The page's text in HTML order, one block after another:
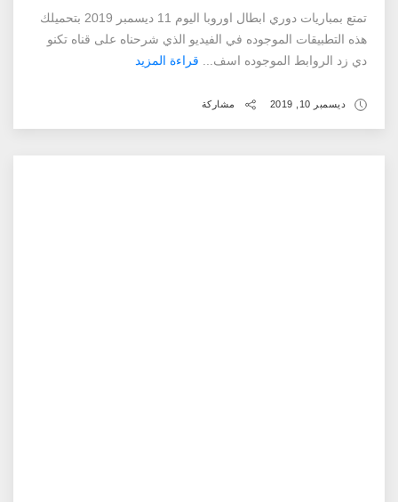
تمتع بمباريات دوري ابطال اوروبا اليوم 11 ديسمبر 2019 بتحميلك
هذه التطبيقات الموجوده في الفيديو الذي شرحناه على قناه تكنو
دي زد الروابط الموجوده اسف... قراءة المزيد
ديسمبر 10, 2019 مشاركة